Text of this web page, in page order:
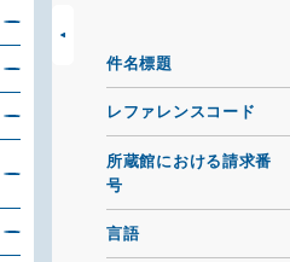
件名標題
レファレンスコード
所蔵館における請求番
号
言語